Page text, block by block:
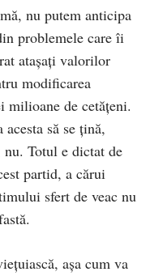
nu putem anticipa
problemele care îi
ataşaţi valorilor
modificarea
milioane de cetăţeni.
să se ţină,
nu. Totul e dictat de
partid, a cărui
sfert de veac nu
aşa cum va